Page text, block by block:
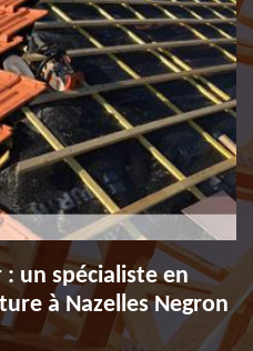
un spécialiste en
à Nazelles Negron